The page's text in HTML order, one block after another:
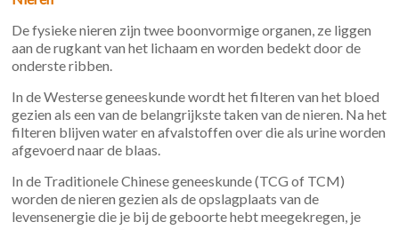
De fysieke nieren zijn twee boonvormige organen, ze liggen
aan de rugkant van het lichaam en worden bedekt door de
onderste ribben.
In de Westerse geneeskunde wordt het filteren van het bloed
gezien als een van de belangrijkste taken van de nieren. Na het
filteren blijven water en afvalstoffen over die als urine worden
afgevoerd naar de blaas.
In de Traditionele Chinese geneeskunde (TCG of TCM)
worden de nieren gezien als de opslagplaats van de
levensenergie die je bij de geboorte hebt meegekregen, je